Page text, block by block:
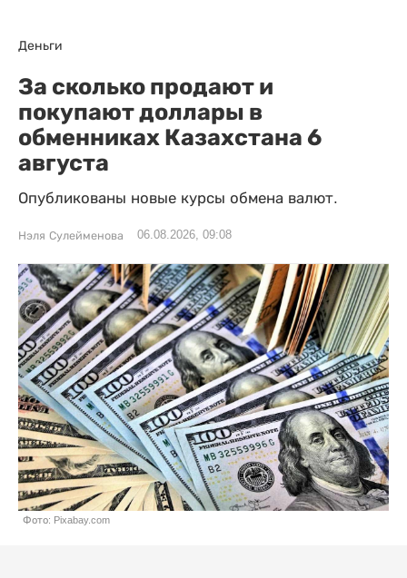
Деньги
За сколько продают и
покупают доллары в
обменниках Казахстана 6
августа
Опубликованы новые курсы обмена валют.
Нэля Сулейменова 06.08.2026, 09:08
Фото: Pixabay.com